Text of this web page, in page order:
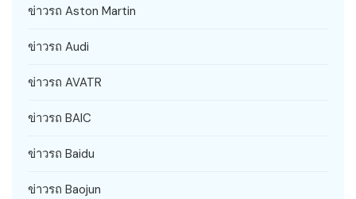
ข่าวรถ Aston Martin
ข่าวรถ Audi
ข่าวรถ AVATR
ข่าวรถ BAIC
ข่าวรถ Baidu
ข่าวรถ Baojun